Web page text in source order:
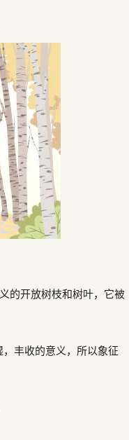
的开放树枝和树叶，它被
丰收的意义，所以象征